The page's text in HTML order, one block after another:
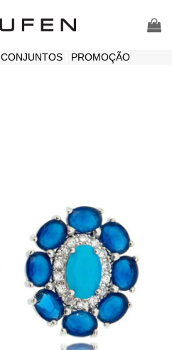
CONJUNTOS| PROMOÇÃO